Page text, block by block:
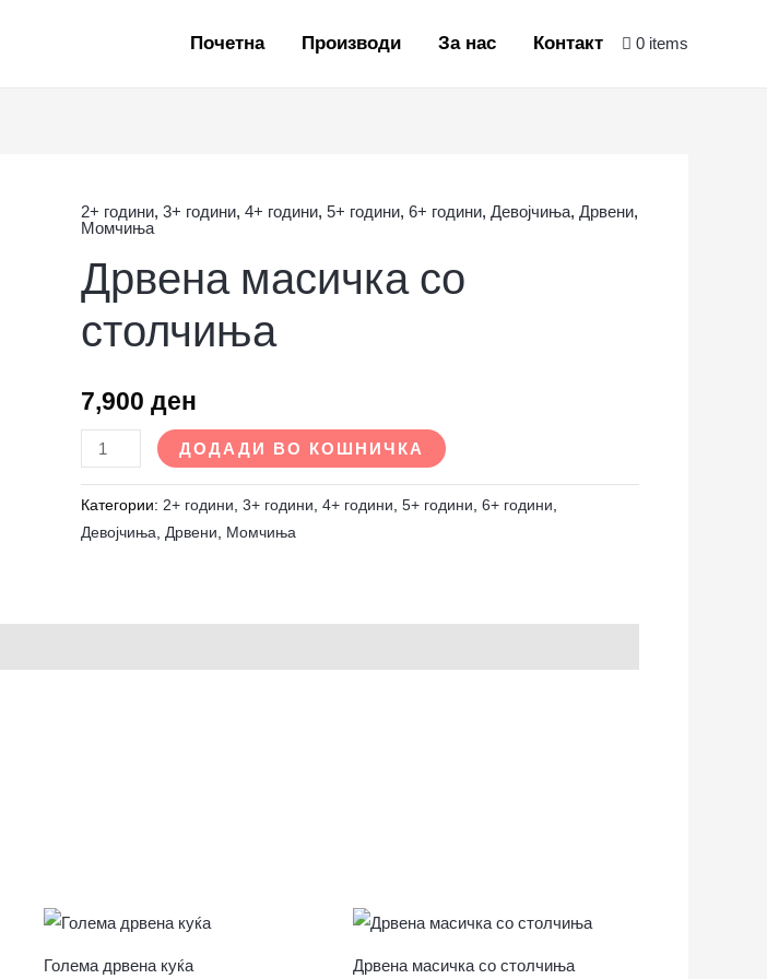
Почетна Производи За нас Контакт 0 items
2+ години,3+ години,4+ години,5+ години,6+ години,Девојчиња,Дрвени,
Момчиња
Дрвена масичка со
столчиња
7,900ден
Дрвена
со
столчиња
количина
ДОДАДИ ВО КОШНИЧКА
Категории:2+ години,3+ години,4+ години,5+ години,6+ години,
Девојчиња,Дрвени, Момчиња
Голема дрвена куќа Дрвена масичка со столчиња